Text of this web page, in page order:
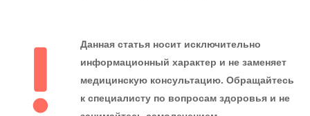
Данная статья носит исключительно
информационный характер и не заменяет
медицинскую консультацию. Обращайтесь
к специалисту по вопросам здоровья и не